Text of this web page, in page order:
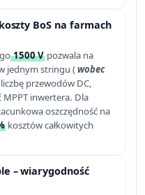
BoS na farmach
1500 V pozwala na
jednym stringu (wobec
przewodów DC,
MPPT inwertera. Dla
oszczędność na
kosztów całkowitych
– wiarygodność